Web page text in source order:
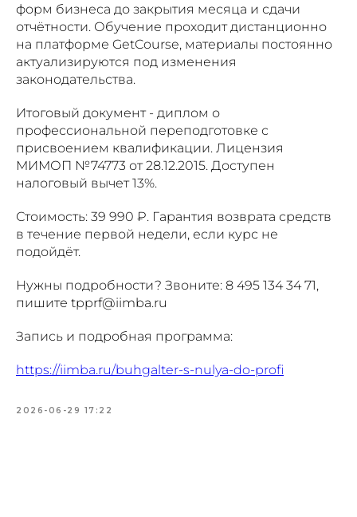
форм бизнеса до закрытия месяца и сдачи
отчётности. Обучение проходит дистанционно
на платформе GetCourse, материалы постоянно
актуализируются под изменения
законодательства.
Итоговый документ - диплом о
профессиональной переподготовке с
присвоением квалификации. Лицензия
МИМОП №74773 от 28.12.2015. Доступен
налоговый вычет 13%.
Стоимость: 39 990 ₽. Гарантия возврата средств
в течение первой недели, если курс не
подойдёт.
Нужны подробности? Звоните: 8 495 134 34 71,
пишите tpprf@iimba.ru
Запись и подробная программа:
https://iimba.ru/buhgalter-s-nulya-do-profi
2026-06-29 17:22